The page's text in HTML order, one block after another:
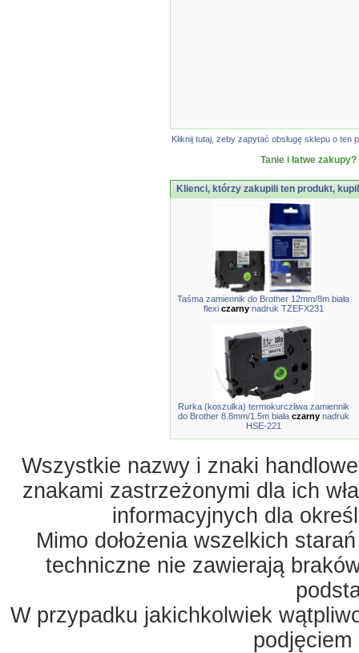
Kliknij tutaj, żeby zapytać obsługę sklepu o
Tanie i łatwe
Klienci, którzy zakupili ten produkt,
Taśma zamiennik do Brother 12mm/8m biała
flexiczarnynadruk TZEFX231
Rurka (koszulka) termokurczliwa zamiennik
do Brother 8.8mm/1.5m białaczarnynadruk
HSE-221
Wszystkie nazwy i znaki
znakami zastrzeżonymi dla ich
informacyjnych dla
Mimo dołożenia wszelkich
techniczne nie zawierają
W przypadku jakichkolwiek